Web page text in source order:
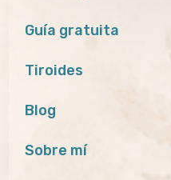
Guía gratuita
Tiroides
Blog
Sobre mí